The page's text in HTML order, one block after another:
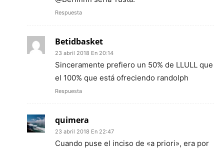
Respuesta
Betidbasket
23 abril 2018 En 20:14
Sinceramente prefiero un 50% de LLULL que
el 100% que está ofreciendo randolph
Respuesta
quimera
23 abril 2018 En 22:47
Cuando puse el inciso de «a priori», era por